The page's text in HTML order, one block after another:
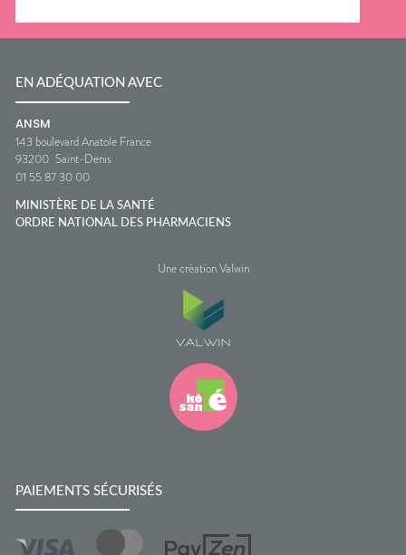
EN ADÉQUATION AVEC
ANSM
143 boulevard Anatole France
93200 Saint-Denis
01 55 87 30 00
MINISTÈRE DE LA SANTÉ
ORDRE NATIONAL DES PHARMACIENS
Une création Valwin
PAIEMENTS SÉCURISÉS